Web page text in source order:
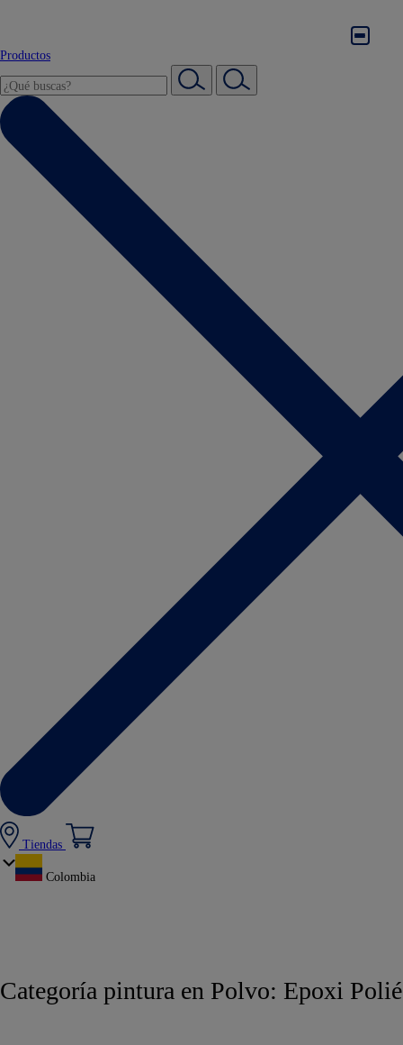
Productos
Tiendas
Colombia
Categoría pintura en Polvo: Epoxi